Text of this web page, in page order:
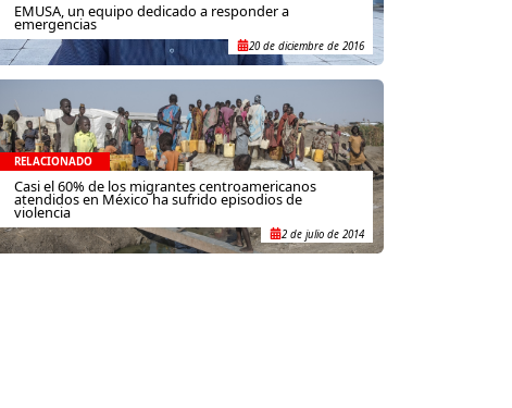
EMUSA, un equipo dedicado a responder a
emergencias
20 de diciembre de 2016
RELACIONADO
Casi el 60% de los migrantes centroamericanos
atendidos en México ha sufrido episodios de
violencia
2 de julio de 2014